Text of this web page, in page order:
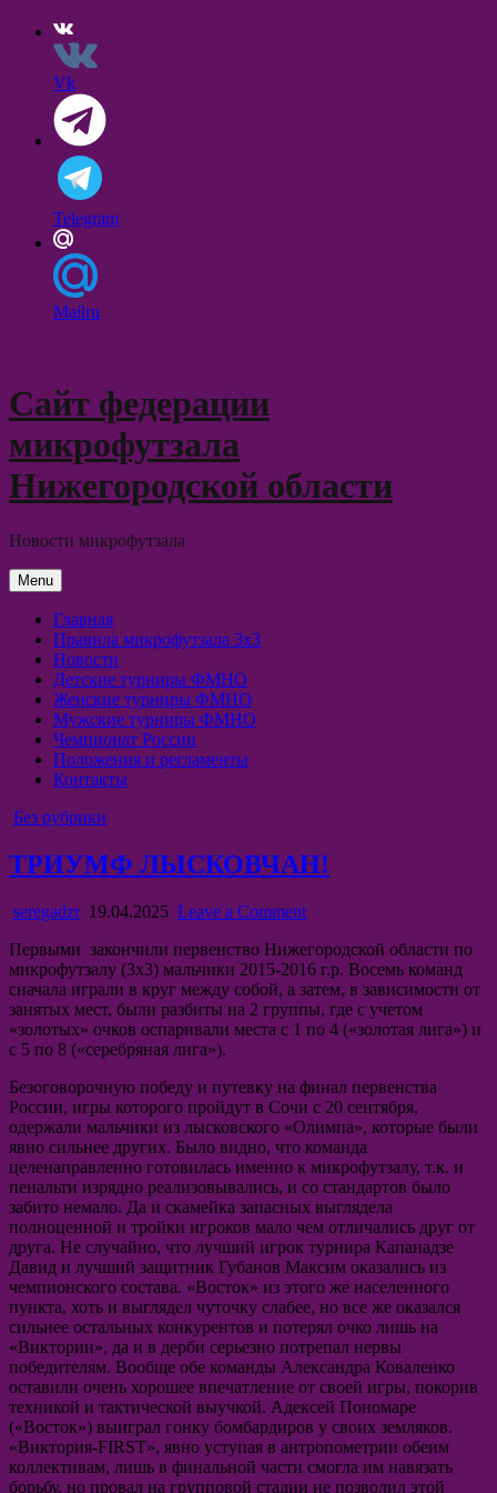
Vk
Telegram
Mailru
content
Сайт федерации
микрофутзала
Нижегородской области
Новости микрофутзала
Menu
Главная
Правила микрофутзала 3х3
Новости
Детские турниры ФМНО
Женские турниры ФМНО
Мужские турниры ФМНО
Чемпионат России
Положения и регламенты
Контакты
Posted
Без рубрики
ТРИУМФ ЛЫСКОВЧАН!
Author:
seregadzr Published
19.04.2025 Leave a Commenton
ЛЫСКОВЧАН!
Первыми закончили первенство Нижегородской области по
микрофутзалу (3х3) мальчики 2015-2016 г.р. Восемь команд
сначала играли в круг между собой, а затем, в зависимости от
занятых мест, были разбиты на 2 группы, где с учетом
«золотых» очков оспаривали места с 1 по 4 («золотая лига») и
с 5 по 8 («серебряная лига»).
Безоговорочную победу и путевку на финал первенства
России, игры которого пройдут в Сочи с 20 сентября,
одержали мальчики из лысковского «Олимпа», которые были
явно сильнее других. Было видно, что команда
целенаправленно готовилась именно к микрофутзалу, т.к. и
пенальти изрядно реализовывались, и со стандартов было
забито немало. Да и скамейка запасных выглядела
полноценной и тройки игроков мало чем отличались друг от
друга. Не случайно, что лучший игрок турнира Капанадзе
Давид и лучший защитник Губанов Максим оказались из
чемпионского состава. «Восток» из этого же населенного
пункта, хоть и выглядел чуточку слабее, но все же оказался
сильнее остальных конкурентов и потерял очко лишь на
«Виктории», да и в дерби серьезно потрепал нервы
победителям. Вообще обе команды Александра Коваленко
оставили очень хорошее впечатление от своей игры, покорив
техникой и тактической выучкой. Адексей Пономаре
(«Восток») выиграл гонку бомбардиров у своих земляков.
«Виктория-FIRST», явно уступая в антропометрии обеим
коллективам, лишь в финальной части смогла им навязать
борьбу, но провал на групповой стадии не позволил этой